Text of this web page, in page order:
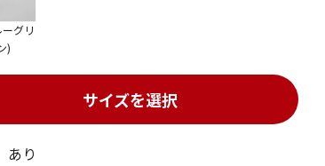
あり
サイズを選択
グリ
)